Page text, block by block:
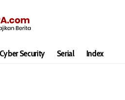
Cyber Security Serial Index